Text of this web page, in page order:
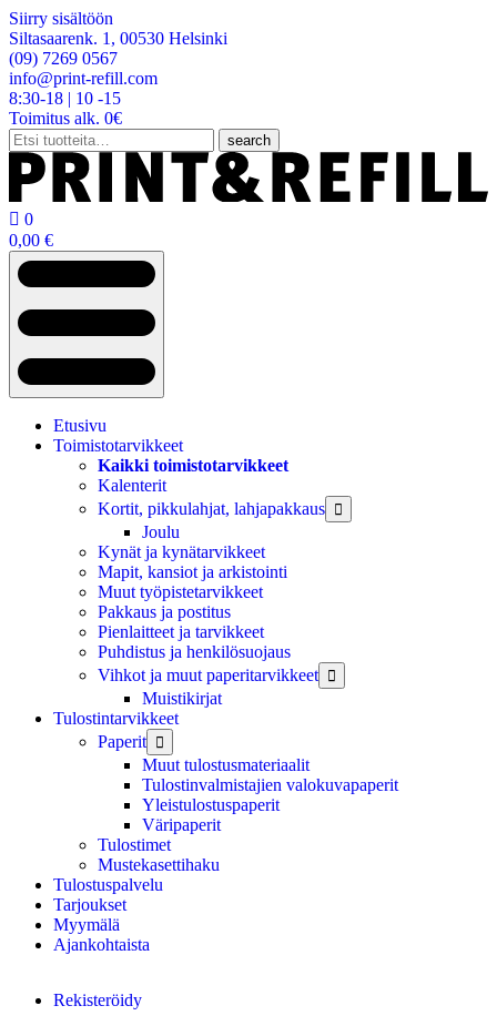
Siirry sisältöön
Siltasaarenk. 1, 00530 Helsinki
(09) 7269 0567
info@print-refill.com
8:30-18 | 10 -15
Toimitus alk. 0€
Etsi:
search
 0
0,00 €
Etusivu
Toimistotarvikkeet
Kaikki toimistotarvikkeet
Kalenterit
Kortit, pikkulahjat, lahjapakkaus

Joulu
Kynät ja kynätarvikkeet
Mapit, kansiot ja arkistointi
Muut työpistetarvikkeet
Pakkaus ja postitus
Pienlaitteet ja tarvikkeet
Puhdistus ja henkilösuojaus
Vihkot ja muut paperitarvikkeet

Muistikirjat
Tulostintarvikkeet
Paperit

Muut tulostusmateriaalit
Tulostinvalmistajien valokuvapaperit
Yleistulostuspaperit
Väripaperit
Tulostimet
Mustekasettihaku
Tulostuspalvelu
Tarjoukset
Myymälä
Ajankohtaista
Rekisteröidy